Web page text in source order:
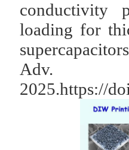
conductivity
loading for
2025.https://